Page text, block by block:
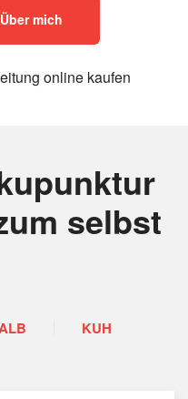
Über mich
selbst
KUH